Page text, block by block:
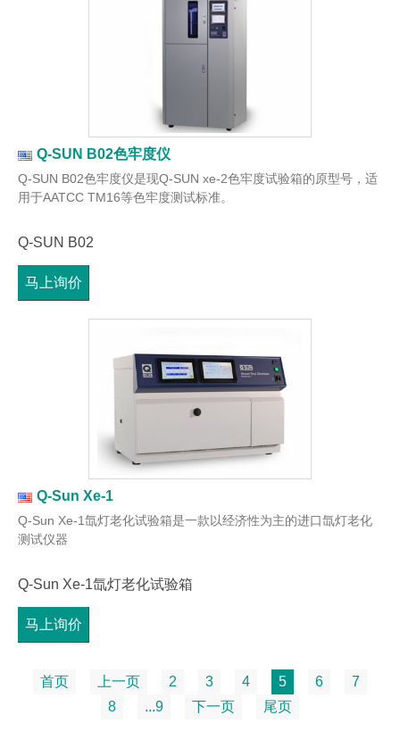
Q-SUN B02色牢度仪
Q-SUN B02色牢度仪是现Q-SUN xe-2色牢度试验箱的原型号，适
用于AATCC TM16等色牢度测试标准。
Q-SUN B02
马上询价
Q-Sun Xe-1
Q-Sun Xe-1氙灯老化试验箱是一款以经济性为主的进口氙灯老化
测试仪器
Q-Sun Xe-1氙灯老化试验箱
马上询价
首页 上一页 2 3 4 5 6
7
8
...9 下一页 尾页